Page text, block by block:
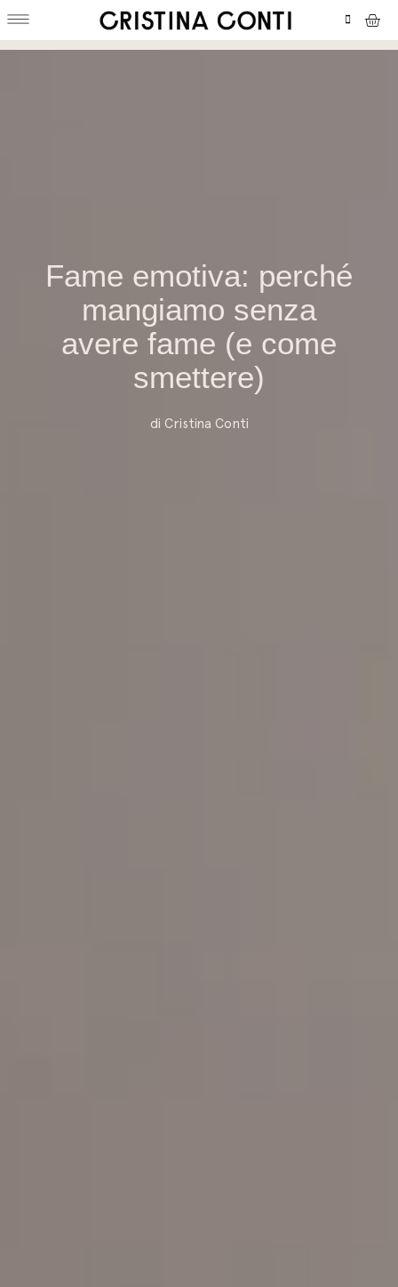
al
contenuto
Menu
Fame emotiva: perché
mangiamo senza
avere fame (e come
smettere)
di Cristina Conti